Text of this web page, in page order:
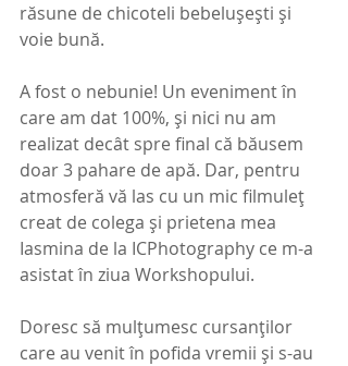
răsune de chicoteli bebelușești și
voie bună.
A fost o nebunie! Un eveniment în
care am dat 100%, și nici nu am
realizat decât spre final că băusem
doar 3 pahare de apă. Dar, pentru
atmosferă vă las cu un mic filmuleț
creat de colega și prietena mea
Iasmina de la ICPhotography ce m-a
asistat în ziua Workshopului.
Doresc să mulțumesc cursanților
care au venit în pofida vremii și s-au